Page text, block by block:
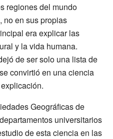
regiones del mundo
no en sus propias
era explicar las
y la vida humana.
de ser solo una lista de
convirtió en una ciencia
Geográficas de
universitarios
de esta ciencia en las